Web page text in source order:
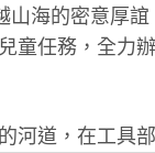
海的密意厚
童任務，全力
河道，在工